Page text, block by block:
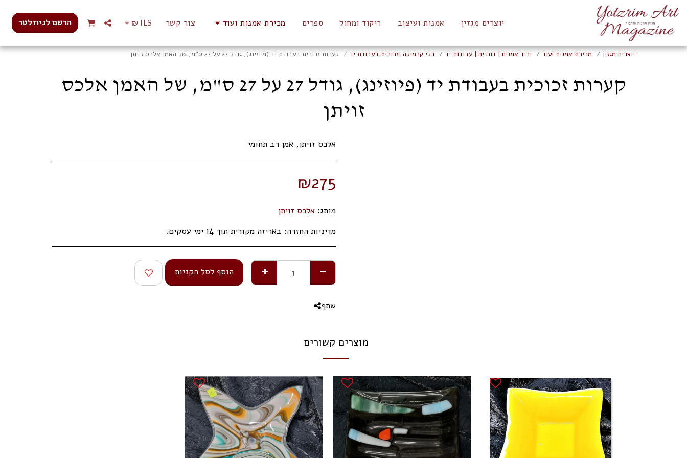
יוצרים מגזין אמנות ועיצוב ריקוד ומחול ספרים מכירת אמנות ועוד צור קשר ILS
₪ הרשם לניוזלטר
יוצרים מגזין מכירת אמנות ועוד יריד אמנים | דוכנים | עבודות יד כלי קרמיקה וזכוכית בעבודת יד קערות זכוכית בעבודת יד (פיוזינג), גודל 27 על 27 ס"מ, של האמן אלכס זויתן
קערות זכוכית בעבודת יד (פיוזינג), גודל 27 על 27 ס"מ, של האמן אלכס
זויתן
אלכס זויתן, אמן רב תחומי
₪275
מותג: אלכס זויתן
מדיניות החזרה: באריזה מקורית תוך 14 ימי עסקים.
הוסף לסל הקניות
שתף
מוצרים קשורים